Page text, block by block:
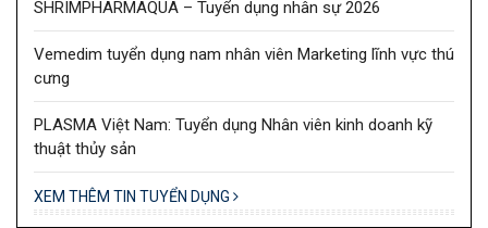
SHRIMPHARMAQUA – Tuyển dụng nhân sự 2026
Vemedim tuyển dụng nam nhân viên Marketing lĩnh vực thú
cưng
PLASMA Việt Nam: Tuyển dụng Nhân viên kinh doanh kỹ
thuật thủy sản
XEM THÊM TIN TUYỂN DỤNG